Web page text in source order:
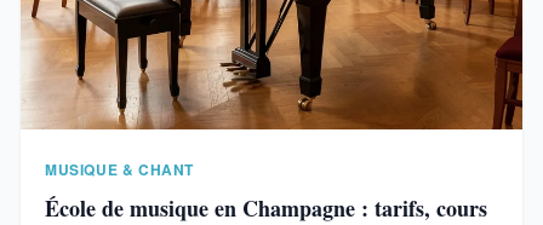
MUSIQUE & CHANT
École de musique en Champagne : tarifs, cours